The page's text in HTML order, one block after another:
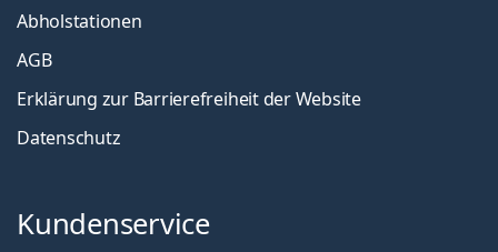
Abholstationen
AGB
Erklärung zur Barrierefreiheit der Website
Datenschutz
Kundenservice